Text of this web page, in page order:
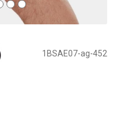
1BSAE07-ag-452